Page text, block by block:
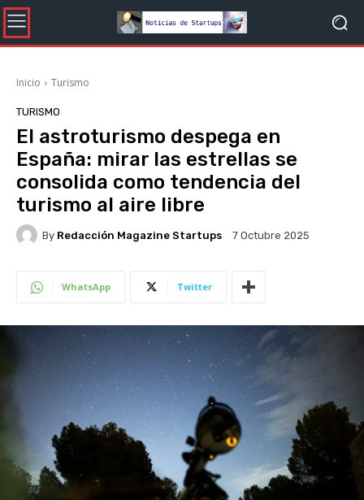
Inicio Turismo
TURISMO
El astroturismo despega en
España: mirar las estrellas se
consolida como tendencia del
turismo al aire libre
By Redacción Magazine Startups 7 Octubre 2025
WhatsApp Twitter